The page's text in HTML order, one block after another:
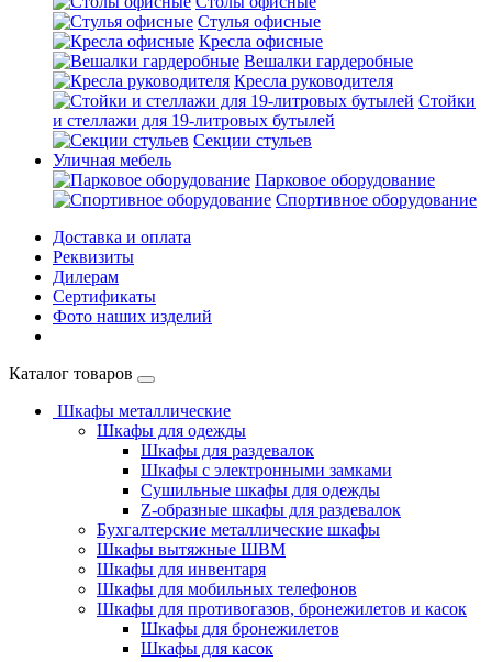
Стулья офисные
Кресла офисные
Вешалки гардеробные
Кресла руководителя
Стойки
и стеллажи для 19-литровых бутылей
Секции стульев
Уличная мебель
Парковое оборудование
Спортивное оборудование
Доставка и оплата
Реквизиты
Дилерам
Сертификаты
Фото наших изделий
Каталог товаров
Шкафы металлические
Шкафы для одежды
Шкафы для раздевалок
Шкафы с электронными замками
Cушильные шкафы для одежды
Z-образные шкафы для раздевалок
Бухгалтерские металлические шкафы
Шкафы вытяжные ШВМ
Шкафы для инвентаря
Шкафы для мобильных телефонов
Шкафы для противогазов, бронежилетов и касок
Шкафы для бронежилетов
Шкафы для касок